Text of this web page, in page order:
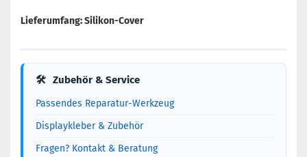
Lieferumfang: Silikon-Cover
🛠 Zubehör & Service
Passendes Reparatur-Werkzeug
Displaykleber & Zubehör
Fragen? Kontakt & Beratung